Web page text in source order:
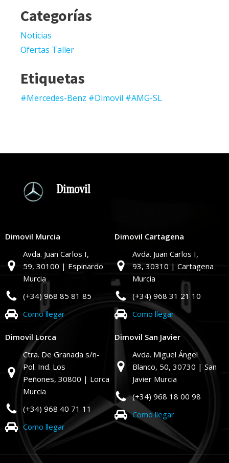
Categorías
Noticias
Ofertas Taller
Etiquetas
#Mercedes-Benz #Dimovil #AMG-SL
Dimovil
Dimovil Murcia
Avda. Juan Carlos I,
59, 30100 | Espinardo
Murcia
(+34) 968 85 81 85
Como llegar
Dimovil Cartagena
Avda. Juan Carlos I,
93, 30310 | Cartagena
Murcia
(+34) 968 31 21 10
Como llegar
Dimovil Lorca
Ctra. De Granada s/n-
Pol. Ind. Los
Peñones, 30800 | Lorca
Murcia
(+34) 968 40 71 11
Como llegar
Dimovil San Javier
Avda. Miguel Ángel
Blanco, 50, 30730 | San
Javier Murcia
(+34) 968 18 00 98
Como llegar